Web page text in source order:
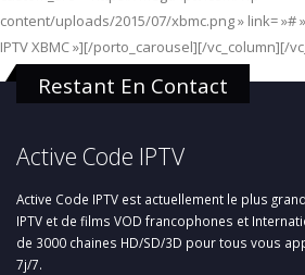
content/uploads/2015/07/xbmc.png » link= »#
IPTV XBMC »][/porto_carousel][/vc_column][/
Restant En Contact
Active Code IPTV
Active Code IPTV est actuellement le plus
IPTV et de films VOD francophones et
de 3000 chaines HD/SD/3D pour tous vous
7j/7.